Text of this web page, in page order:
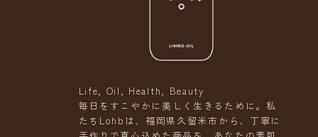
Life, Oil, Health, Beauty
毎日をすこやかに美しく生きるために。私
たちLohbは、福岡県久留米市から、丁寧に